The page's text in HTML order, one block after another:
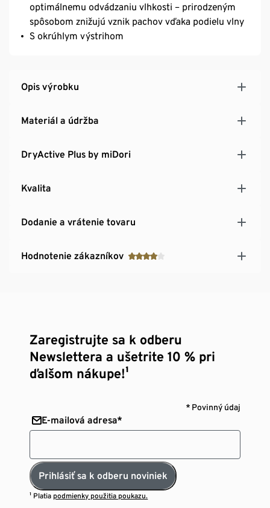
optimálnemu odvádzaniu vlhkosti – prirodzeným
spôsobom znižujú vznik pachov vďaka podielu vlny
S okrúhlym výstrihom
Opis výrobku
Materiál a údržba
DryActive Plus by miDori
Kvalita
Dodanie a vrátenie tovaru
Hodnotenie zákazníkov
Zaregistrujte sa k odberu
Newslettera a ušetrite 10 % pri
ďalšom nákupe!¹
* Povinný údaj
E-mailová adresa*
Prihlásiť sa k odberu noviniek
¹ Platia podmienky použitia poukazu.